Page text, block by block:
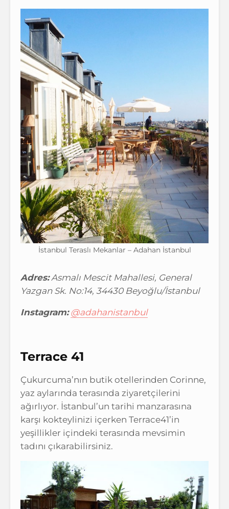
İstanbul Teraslı Mekanlar – Adahan İstanbul
Adres:Asmalı Mescit Mahallesi, General
Yazgan Sk. No:14, 34430 Beyoğlu/İstanbul
Instagram: @adahanistanbul
Terrace 41
Çukurcuma’nın butik otellerinden Corinne,
yaz aylarında terasında ziyaretçilerini
ağırlıyor. İstanbul’un tarihi manzarasına
karşı kokteylinizi içerken Terrace41’in
yeşillikler içindeki terasında mevsimin
tadını çıkarabilirsiniz.